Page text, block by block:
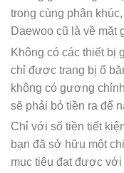
trong cùng phân
Daewoo cũ là về mặt
Không có các thiết bị
chỉ được trang bị ổ
không có gương
sẽ phải bỏ tiền ra để
Chỉ với số tiền tiết
bạn đã sở hữu một
mục tiêu đạt được